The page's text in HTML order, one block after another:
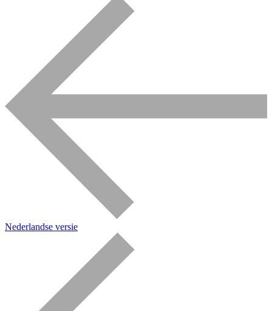
Nederlandse versie